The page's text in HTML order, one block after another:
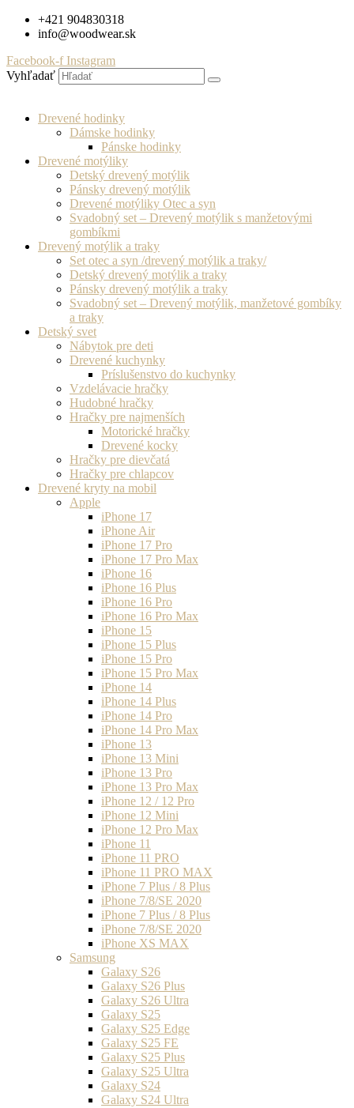
Preskočiť+421 904830318
info@woodwear.sk
Facebook-f Instagram
Vyhľadať
Drevené hodinky
Dámske hodinky
Pánske hodinky
Drevené motýliky
Detský drevený motýlik
Pánsky drevený motýlik
Drevené motýliky Otec a syn
Svadobný set – Drevený motýlik s manžetovými
gombíkmi
Drevený motýlik a traky
Set otec a syn /drevený motýlik a traky/
Detský drevený motýlik a traky
Pánsky drevený motýlik a traky
Svadobný set – Drevený motýlik, manžetové gombíky
a traky
Detský svet
Nábytok pre deti
Drevené kuchynky
Príslušenstvo do kuchynky
Vzdelávacie hračky
Hudobné hračky
Hračky pre najmenších
Motorické hračky
Drevené kocky
Hračky pre dievčatá
Hračky pre chlapcov
Drevené kryty na mobil
Apple
iPhone 17
iPhone Air
iPhone 17 Pro
iPhone 17 Pro Max
iPhone 16
iPhone 16 Plus
iPhone 16 Pro
iPhone 16 Pro Max
iPhone 15
iPhone 15 Plus
iPhone 15 Pro
iPhone 15 Pro Max
iPhone 14
iPhone 14 Plus
iPhone 14 Pro
iPhone 14 Pro Max
iPhone 13
iPhone 13 Mini
iPhone 13 Pro
iPhone 13 Pro Max
iPhone 12 / 12 Pro
iPhone 12 Mini
iPhone 12 Pro Max
iPhone 11
iPhone 11 PRO
iPhone 11 PRO MAX
iPhone 7 Plus / 8 Plus
iPhone 7/8/SE 2020
iPhone 7 Plus / 8 Plus
iPhone 7/8/SE 2020
iPhone XS MAX
Samsung
Galaxy S26
Galaxy S26 Plus
Galaxy S26 Ultra
Galaxy S25
Galaxy S25 Edge
Galaxy S25 FE
Galaxy S25 Plus
Galaxy S25 Ultra
Galaxy S24
Galaxy S24 Ultra